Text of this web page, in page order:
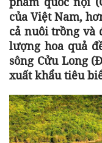
của Việt Nam,
cả nuôi trồng và
lượng hoa quả
sông Cửu Long
xuất khẩu tiêu